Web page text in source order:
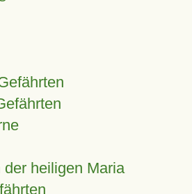
heiligen Maria